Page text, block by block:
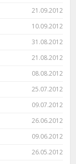
21.09.2012
10.09.2012
31.08.2012
21.08.2012
08.08.2012
25.07.2012
09.07.2012
26.06.2012
09.06.2012
26.05.2012